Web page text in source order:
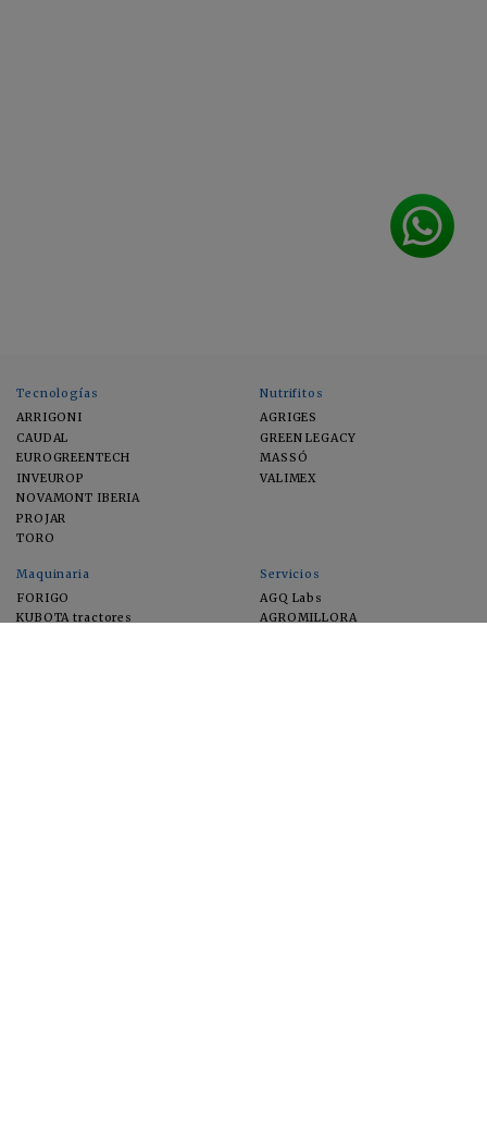
Tecnologías
ARRIGONI
CAUDAL
EUROGREENTECH
INVEUROP
NOVAMONT IBERIA
PROJAR
TORO
Nutrifitos
AGRIGES
GREEN LEGACY
MASSÓ
VALIMEX
Maquinaria
FORIGO
KUBOTA tractores
Servicios
AGQ Labs
AGROMILLORA